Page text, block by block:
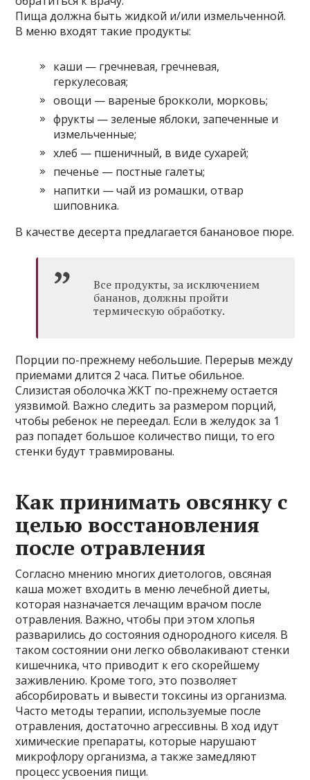
Пища должна быть жидкой и/или измельченной.
В меню входят такие продукты:
каши — гречневая, гречневая,
геркулесовая;
овощи — вареные брокколи, морковь;
фрукты — зеленые яблоки, запеченные и
измельченные;
хлеб — пшеничный, в виде сухарей;
печенье — постные галеты;
напитки — чай из ромашки, отвар
шиповника.
В качестве десерта предлагается банановое пюре.
Все продукты, за исключением
бананов, должны пройти
термическую обработку.
Порции по-прежнему небольшие. Перерыв между
приемами длится 2 часа. Питье обильное.
Слизистая оболочка ЖКТ по-прежнему остается
уязвимой. Важно следить за размером порций,
чтобы ребенок не переедал. Если в желудок за 1
раз попадет большое количество пищи, то его
стенки будут травмированы.
Как принимать овсянку с
целью восстановления
после отравления
Согласно мнению многих диетологов, овсяная
каша может входить в меню лечебной диеты,
которая назначается лечащим врачом после
отравления. Важно, чтобы при этом хлопья
разварились до состояния однородного киселя. В
таком состоянии они легко обволакивают стенки
кишечника, что приводит к его скорейшему
заживлению. Кроме того, это позволяет
абсорбировать и вывести токсины из организма.
Часто методы терапии, используемые после
отравления, достаточно агрессивны. В ход идут
химические препараты, которые нарушают
микрофлору организма, а также замедляют
процесс усвоения пищи.